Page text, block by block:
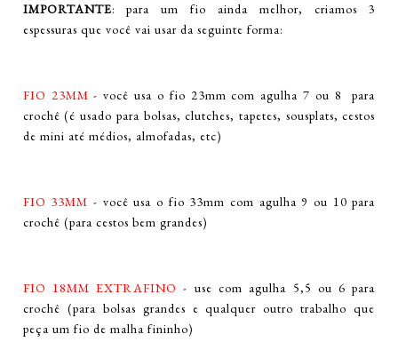
IMPORTANTE: para um fio ainda melhor, criamos 3
espessuras que você vai usar da seguinte forma:
FIO 23MM - você usa o fio 23mm com agulha 7 ou 8 para
crochê (é usado para bolsas, clutches, tapetes, sousplats, cestos
de mini até médios, almofadas, etc)
FIO 33MM - você usa o fio 33mm com agulha 9 ou 10 para
crochê (para cestos bem grandes)
FIO 18MM EXTRAFINO - use com agulha 5,5 ou 6 para
crochê (para bolsas grandes e qualquer outro trabalho que
peça um fio de malha fininho)